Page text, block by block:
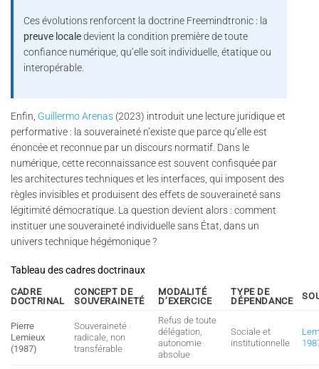
Ces évolutions renforcent la doctrine Freemindtronic : la
preuve localedevient la condition première de toute
confiance numérique, qu’elle soit individuelle, étatique ou
interopérable.
Enfin, Guillermo Arenas (2023) introduit une lecture juridique et
performative : la souveraineté n’existe que parce qu’elle est
énoncée et reconnue par un discours normatif. Dans le
numérique, cette reconnaissance est souvent confisquée par
les architectures techniques et les interfaces, qui imposent des
règles invisibles et produisent des effets de souveraineté sans
légitimité démocratique. La question devient alors : comment
instituer une souveraineté individuelle sans État, dans un
univers technique hégémonique ?
Tableau des cadres doctrinaux
CADRE
DOCTRINAL
CONCEPT DE
SOUVERAINETÉ
MODALITÉ
D’EXERCICE
TYPE DE
DÉPENDANCE
Pierre
Lemieux
(1987)
Souveraineté
radicale, non
transférable
Refus de toute
délégation,
autonomie
absolue
Sociale et
institutionnelle